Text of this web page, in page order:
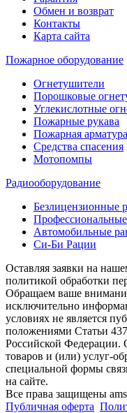
Обмен и возврат
Контакты
Карта сайта
Пожарное оборудование
Огнетушители
Порошковые
Углекислотные
Пожарные рукава
Пожарная арматура
Средства спасения
Мотопомпы
Радиооборудование
Безлицензионные
Автомобильные
Си-Би Рации
Оставляя заявки на
политикой обработки
Обращаем ваше
исключительно
условиях не является
положениями Статьи
Российской Федерации.
товаров и (или) услуг-
специальной формы
на сайте.
Все права защищены
Публичная оферта